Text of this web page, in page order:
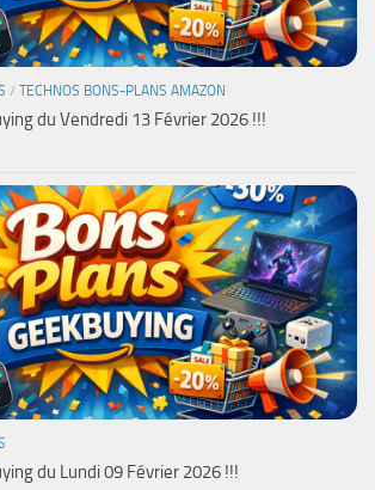
/ TECHNOS BONS-PLANS AMAZON
du Vendredi 13 Février 2026 !!!
du Lundi 09 Février 2026 !!!